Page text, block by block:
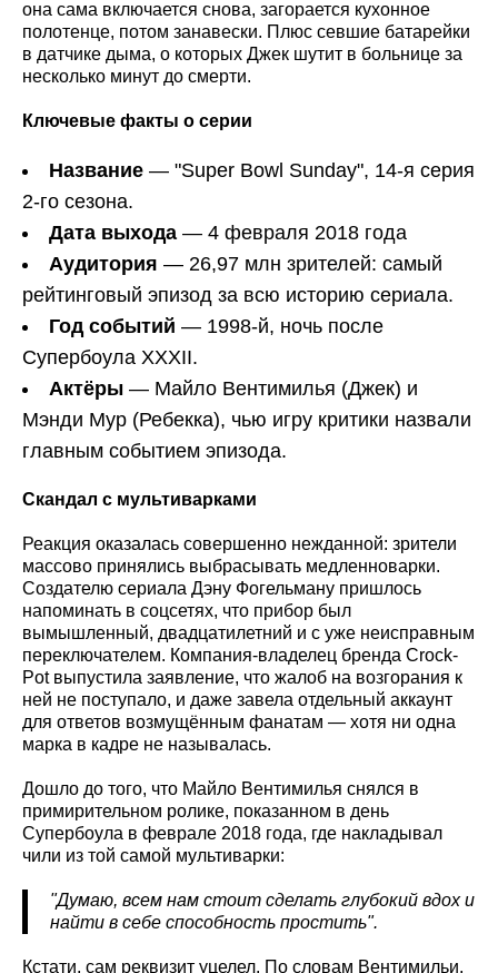
она сама включается снова, загорается кухонное
полотенце, потом занавески. Плюс севшие батарейки
в датчике дыма, о которых Джек шутит в больнице за
несколько минут до смерти.
Ключевые факты о серии
Название — "Super Bowl Sunday", 14-я серия
2-го сезона.
Дата выхода — 4 февраля 2018 года
Аудитория — 26,97 млн зрителей: самый
рейтинговый эпизод за всю историю сериала.
Год событий — 1998-й, ночь после
Супербоула XXXII.
Актёры — Майло Вентимилья (Джек) и
Мэнди Мур (Ребекка), чью игру критики назвали
главным событием эпизода.
Скандал с мультиварками
Реакция оказалась совершенно нежданной: зрители
массово принялись выбрасывать медленноварки.
Создателю сериала Дэну Фогельману пришлось
напоминать в соцсетях, что прибор был
вымышленный, двадцатилетний и с уже неисправным
переключателем. Компания-владелец бренда Crock-
Pot выпустила заявление, что жалоб на возгорания к
ней не поступало, и даже завела отдельный аккаунт
для ответов возмущённым фанатам — хотя ни одна
марка в кадре не называлась.
Дошло до того, что Майло Вентимилья снялся в
примирительном ролике, показанном в день
Супербоула в феврале 2018 года, где накладывал
чили из той самой мультиварки:
"Думаю, всем нам стоит сделать глубокий вдох и
найти в себе способность простить".
Кстати, сам реквизит уцелел. По словам Вентимильи,